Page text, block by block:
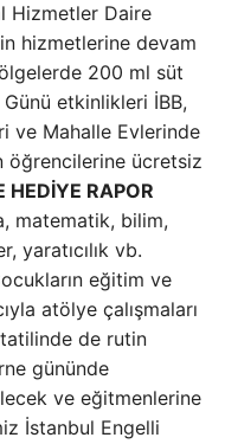
Hizmetler Daire
hizmetlerine devam
200 ml süt
etkinlikleri İBB,
ve Mahalle Evlerinde
öğrencilerine ücretsiz
HEDİYE RAPOR
matematik, bilim,
yaratıcılık vb.
eğitim ve
atölye çalışmaları
de rutin
gününde
ve eğitmenlerine
İstanbul Engelli